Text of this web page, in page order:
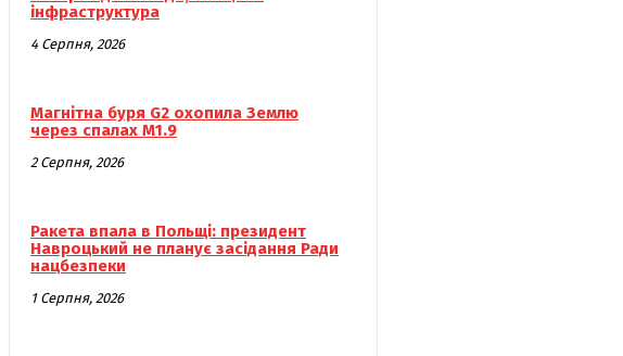
інфраструктура
4 Серпня, 2026
Магнітна буря G2 охопила Землю
через спалах M1.9
2 Серпня, 2026
Ракета впала в Польщі: президент
Навроцький не планує засідання Ради
нацбезпеки
1 Серпня, 2026